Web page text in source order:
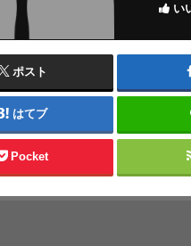
い
ポスト
はてブ
Pocket